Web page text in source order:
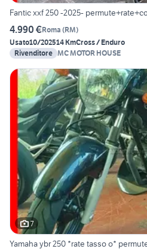
Fantic xxf 250 -2025-
4.990 €Roma (RM)
Usato10/202514 KmCross / Enduro
Rivenditore MC MOTOR HOUSE
7
Yamaha ybr 250 *rate tasso o*